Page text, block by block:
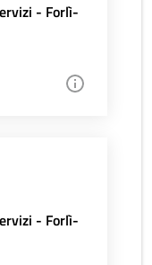
- Forlì-
- Forlì-